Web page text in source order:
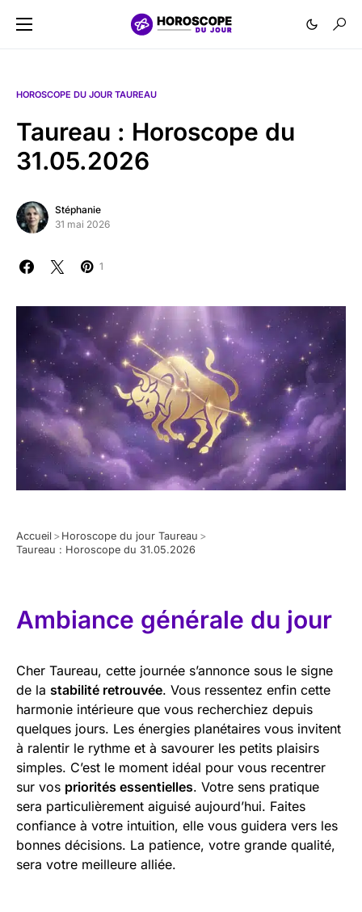
HOROSCOPE DU JOUR TAUREAU
Taureau : Horoscope du
31.05.2026
Stéphanie
31 mai 2026
1
Accueil > Horoscope du jour Taureau >
Taureau : Horoscope du 31.05.2026
Ambiance générale du jour
Cher Taureau, cette journée s’annonce sous le signe
de la stabilité retrouvée. Vous ressentez enfin cette
harmonie intérieure que vous recherchiez depuis
quelques jours. Les énergies planétaires vous invitent
à ralentir le rythme et à savourer les petits plaisirs
simples. C’est le moment idéal pour vous recentrer
sur vos priorités essentielles. Votre sens pratique
sera particulièrement aiguisé aujourd’hui. Faites
confiance à votre intuition, elle vous guidera vers les
bonnes décisions. La patience, votre grande qualité,
sera votre meilleure alliée.